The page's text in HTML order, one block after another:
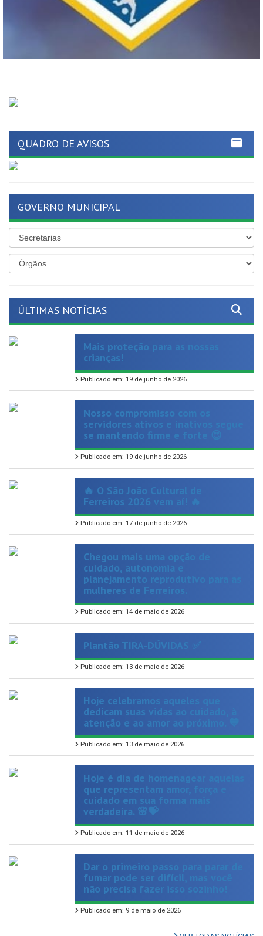
QUADRO DE AVISOS
GOVERNO MUNICIPAL
ÚLTIMAS NOTÍCIAS
Mais proteção para as nossas
crianças!
Publicado em: 19 de junho de 2026
Nosso compromisso com os
servidores ativos e inativos segue
se mantendo firme e forte 😍
Publicado em: 19 de junho de 2026
🔥 O São João Cultural de
Ferreiros 2026 vem aí! 🔥
Publicado em: 17 de junho de 2026
Chegou mais uma opção de
cuidado, autonomia e
planejamento reprodutivo para as
mulheres de Ferreiros.
Publicado em: 14 de maio de 2026
Plantão TIRA-DÚVIDAS ✅
Publicado em: 13 de maio de 2026
Hoje celebramos aqueles que
dedicam suas vidas ao cuidado, à
atenção e ao amor ao próximo. 💙
Publicado em: 13 de maio de 2026
Hoje é dia de homenagear aquelas
que representam amor, força e
cuidado em sua forma mais
verdadeira. 🌸💝
Publicado em: 11 de maio de 2026
Dar o primeiro passo para parar de
fumar pode ser difícil, mas você
não precisa fazer isso sozinho!
Publicado em: 9 de maio de 2026